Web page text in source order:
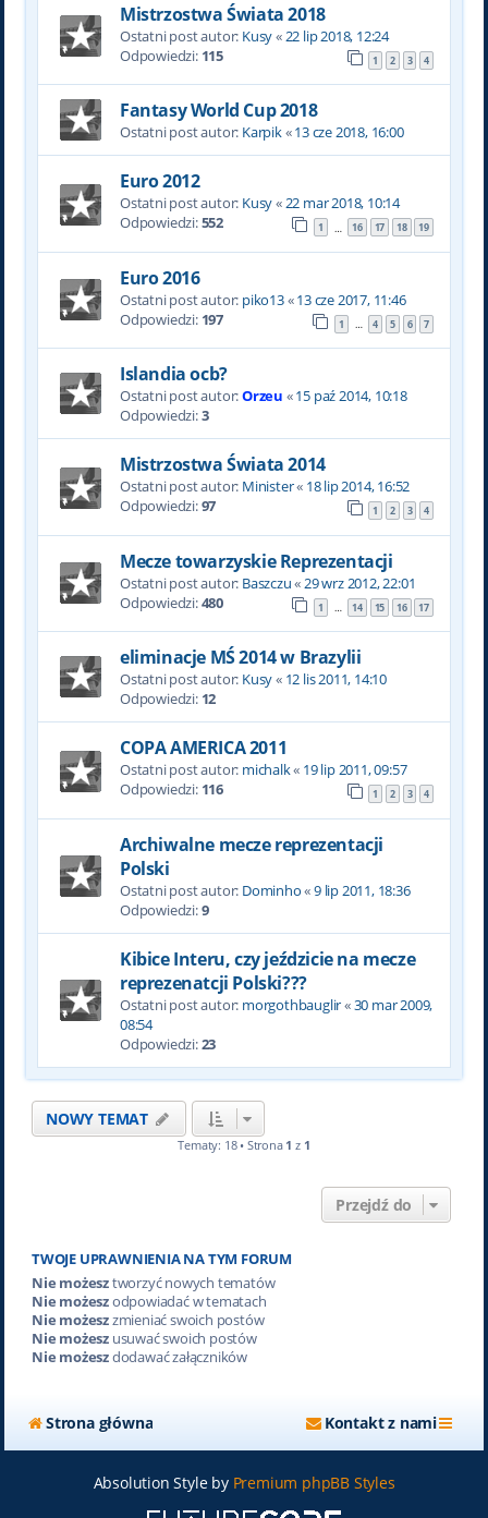
Mistrzostwa Świata 2018
Ostatni post autor: Kusy«22 lip 2018, 12:24
Odpowiedzi: 115 1 2 3 4
Fantasy World Cup 2018
Ostatni post autor: Karpik«13 cze 2018, 16:00
Euro 2012
Ostatni post autor: Kusy«22 mar 2018, 10:14
Odpowiedzi:552 1 … 16 17 18 19
Euro 2016
Ostatni post autor: piko13«13 cze 2017, 11:46
Odpowiedzi: 197 1 … 4 5 6 7
Islandia ocb?
Ostatni post autor:Orzeu «15 paź 2014, 10:18
Odpowiedzi:3
Mistrzostwa Świata 2014
Ostatni post autor: Minister« 18 lip 2014, 16:52
Odpowiedzi:97 1 2 3 4
Mecze towarzyskie Reprezentacji
Ostatni post autor: Baszczu«29 wrz 2012, 22:01
Odpowiedzi:480 1 … 14 15 16 17
eliminacje MŚ 2014 w Brazylii
Ostatni post autor: Kusy« 12 lis 2011, 14:10
Odpowiedzi: 12
COPA AMERICA 2011
Ostatni post autor: michalk« 19 lip 2011, 09:57
Odpowiedzi: 116 1 2 3 4
Archiwalne mecze reprezentacji
Polski
Ostatni post autor: Dominho«9 lip 2011, 18:36
Odpowiedzi:9
Kibice Interu, czy jeździcie na mecze
reprezenatcji Polski???
Ostatni post autor: morgothbauglir«30 mar 2009,
08:54
Odpowiedzi:23
NOWY TEMAT
Tematy: 18 • Strona 1 z 1
Przejdź do
TWOJE UPRAWNIENIA NA TYM FORUM
Nie możesztworzyć nowych tematów
Nie możeszodpowiadać w tematach
Nie możeszzmieniać swoich postów
Nie możeszusuwać swoich postów
Nie możeszdodawać załączników
Strona główna Kontakt z nami
Absolution Style by Premium phpBB Styles